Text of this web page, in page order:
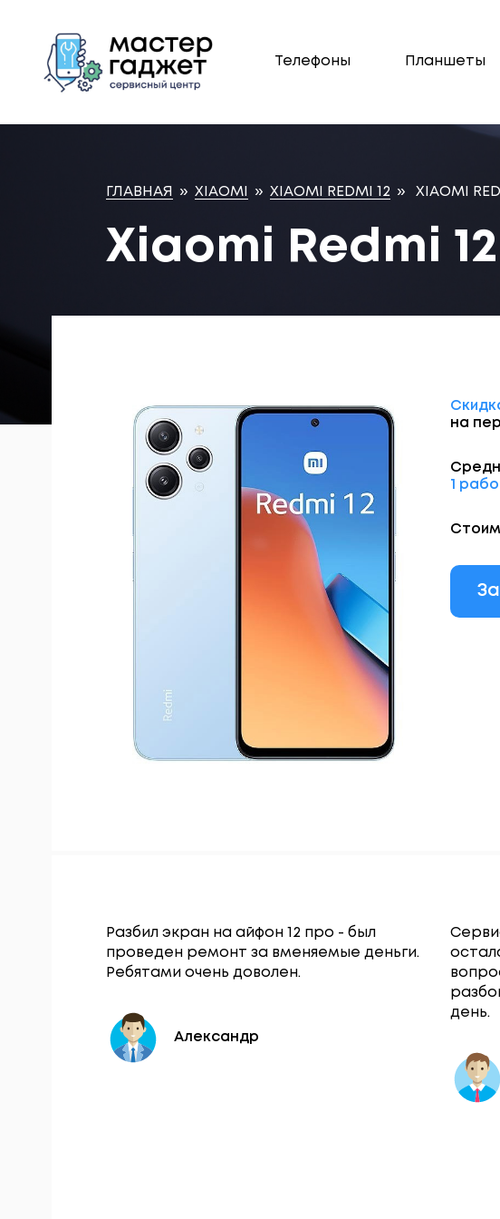
Телефоны Планшеты
ГЛАВНАЯ » XIAOMI » XIAOMI REDMI 12 » XIAOMI
Xiaomi Redmi
на
1
Разбил экран на айфон 12 про - был
проведен ремонт за вменяемые деньги.
Ребятами очень доволен.
Александр
день.